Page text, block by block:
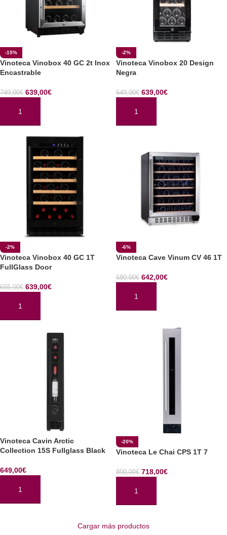
-15%
Vinoteca Vinobox 40 GC 2t Inox
Encastrable
749,00€ 639,00€
AÑADIR AL CARRITO
-2%
Vinoteca Vinobox 20 Design
Negra
649,00€ 639,00€
AÑADIR AL CARRITO
-2%
Vinoteca Vinobox 40 GC 1T
FullGlass Door
655,00€ 639,00€
AÑADIR AL CARRITO
-6%
Vinoteca Cave Vinum CV 46 1T
680,00€ 642,00€
AÑADIR AL CARRITO
Vinoteca Cavin Arctic
Collection 15S Fullglass Black
649,00€
AÑADIR AL CARRITO
-20%
Vinoteca Le Chai CPS 1T 7
899,00€ 718,00€
AÑADIR AL CARRITO
Cargar más productos